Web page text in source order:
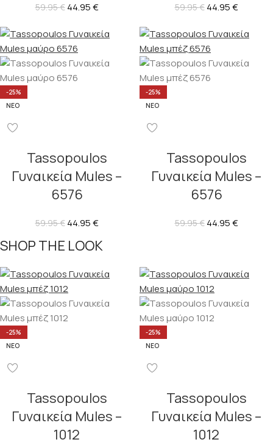
59.95€ 44.95€ 59.95€ 44.95€
-25%
ΝΈΟ
Tassopoulos
Γυναικεία Mules –
6576
59.95€ 44.95€
-25%
ΝΈΟ
Tassopoulos
Γυναικεία Mules –
6576
59.95€ 44.95€
SHOP THE LOOK
-25%
ΝΈΟ
Tassopoulos
Γυναικεία Mules –
1012
-25%
ΝΈΟ
Tassopoulos
Γυναικεία Mules –
1012